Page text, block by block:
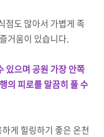
점도 많아서 가볍게 족
거움이 있습니다.
있으며 공원 가장 안쪽
의 피로를 말끔히 풀 수
게 힐링하기 좋은 온천